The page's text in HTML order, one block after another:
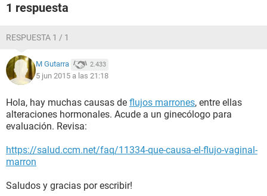
1 respuesta
RESPUESTA 1 / 1
M Gutarra 2.433
5 jun 2015 a las 21:18
Hola, hay muchas causas de flujos marrones, entre ellas
alteraciones hormonales. Acude a un ginecólogo para
evaluación. Revisa:
https://salud.ccm.net/faq/11334-que-causa-el-flujo-vaginal-
marron
Saludos y gracias por escribir!